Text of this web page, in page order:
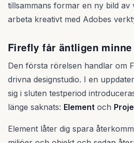
tillsammans formar en ny bild av
arbeta kreativt med Adobes
Firefly får äntligen minne
Den första rörelsen handlar om
drivna designstudio. I en
sig i sluten testperiod
länge saknats: Element och
Element låter dig spara